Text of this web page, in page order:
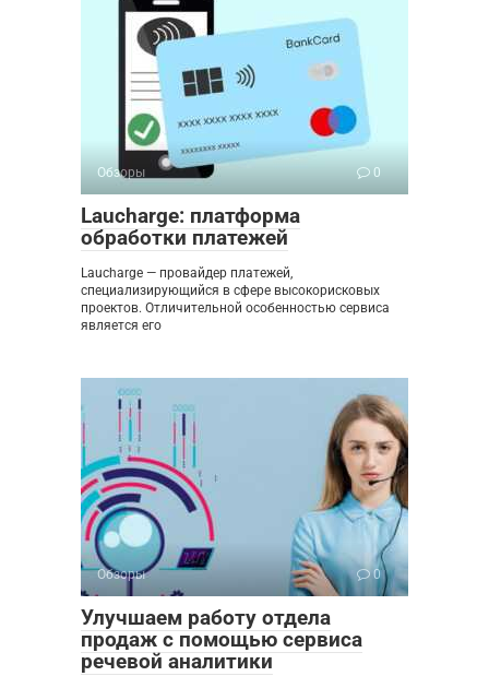
Обзоры 0
Laucharge: платформа
обработки платежей
Laucharge — провайдер платежей,
специализирующийся в сфере высокорисковых
проектов. Отличительной особенностью сервиса
является его
Обзоры 0
Улучшаем работу отдела
продаж с помощью сервиса
речевой аналитики